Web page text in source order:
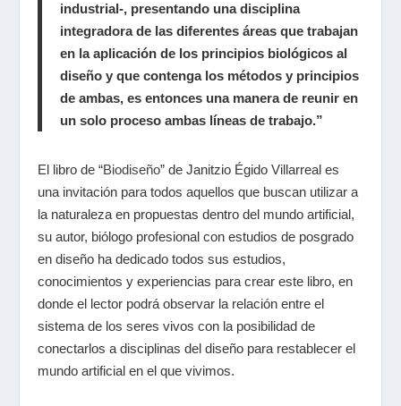
industrial-, presentando una disciplina
integradora de las diferentes áreas que trabajan
en la aplicación de los principios biológicos al
diseño y que contenga los métodos y principios
de ambas, es entonces una manera de reunir en
un solo proceso ambas líneas de trabajo.”
El libro de “Biodiseño” de Janitzio Égido Villarreal es
una invitación para todos aquellos que buscan utilizar a
la naturaleza en propuestas dentro del mundo artificial,
su autor, biólogo profesional con estudios de posgrado
en diseño ha dedicado todos sus estudios,
conocimientos y experiencias para crear este libro, en
donde el lector podrá observar la relación entre el
sistema de los seres vivos con la posibilidad de
conectarlos a disciplinas del diseño para restablecer el
mundo artificial en el que vivimos.